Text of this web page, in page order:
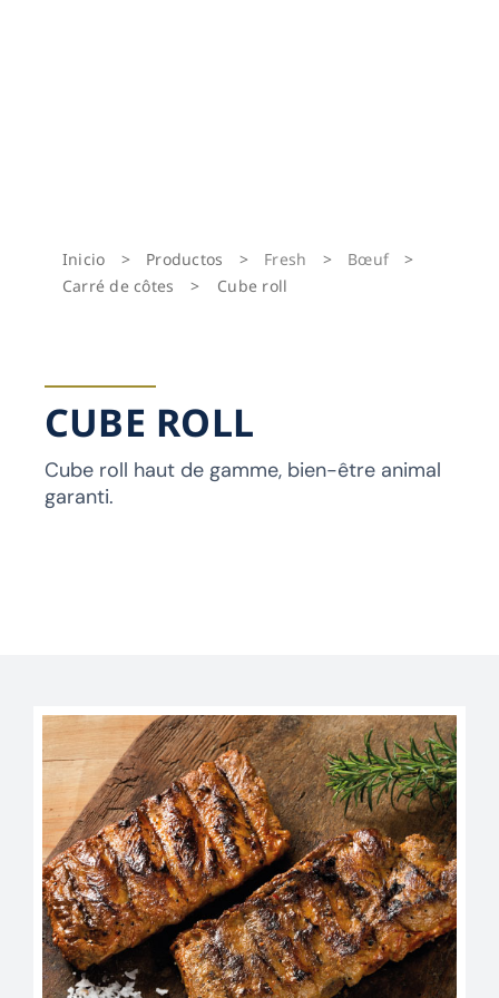
Inicio > Productos > Fresh > Bœuf
>
Carré de côtes
> Cube roll
CUBE ROLL
Cube roll haut de gamme, bien-être animal
garanti.